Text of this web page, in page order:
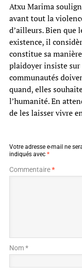
Atxu Marima
avant tout la
d’ailleurs. Bien que
existence, il
constitue sa
plaidoyer insiste
communautés
quand, elles
l’humanité. En
de les laisser vivre
Votre adresse e-mail ne
indiqués avec *
Commentaire*
Nom *